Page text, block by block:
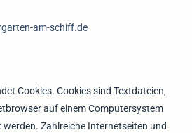
am-schiff.de
Cookies. Cookies sind Textdateien,
auf einem Computersystem
Zahlreiche Internetseiten und